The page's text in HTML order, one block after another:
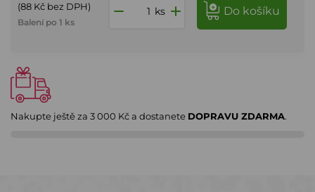
(88 Kč bez DPH)
Balení po 1 ks
ks do košíku
Nakupte ještě za 3 000 Kča dostanete DOPRAVU ZDARMA.